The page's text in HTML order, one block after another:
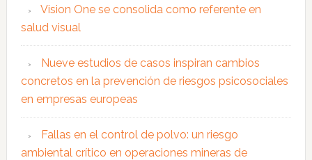
Vision One se consolida como referente en
salud visual
Nueve estudios de casos inspiran cambios
concretos en la prevención de riesgos psicosociales
en empresas europeas
Fallas en el control de polvo: un riesgo
ambiental crítico en operaciones mineras de